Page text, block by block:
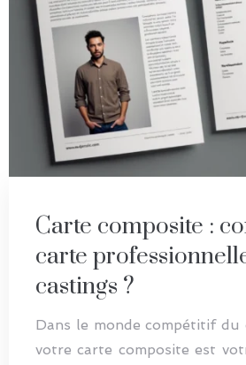
Carte composite :
carte
castings ?
Dans le monde compétitif
votre carte composite est